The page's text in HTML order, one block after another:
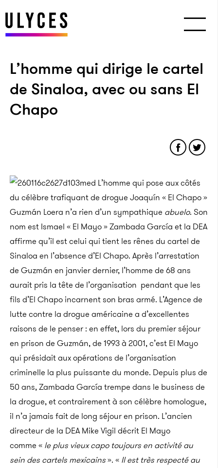
L’homme qui dirige le cartel
de Sinaloa, avec ou sans El
Chapo
L’homme qui pose aux côtés
du célèbre trafiquant de drogue Joaquín « El Chapo »
Guzmán Loera n’a rien d’un sympathique abuelo. Son
nom est Ismael « El Mayo » Zambada García et la DEA
affirme qu’il est celui qui tient les rênes du cartel de
Sinaloa en l’absence d’El Chapo. Après l’arrestation
de Guzmán en janvier dernier, l’homme de 68 ans
aurait pris la tête de l’organisation pendant que les
fils d’El Chapo incarnent son bras armé. L’Agence de
lutte contre la drogue américaine a d’excellentes
raisons de le penser : en effet, lors du premier séjour
en prison de Guzmán, de 1993 à 2001, c’est El Mayo
qui présidait aux opérations de l’organisation
criminelle la plus puissante du monde. Depuis plus de
50 ans, Zambada García trempe dans le business de
la drogue, et contrairement à son célèbre homologue,
il n’a jamais fait de long séjour en prison. L’ancien
directeur de la DEA Mike Vigil décrit El Mayo
comme « le plus vieux capo toujours en activité au
sein des cartels mexicains». « Il est très respecté au